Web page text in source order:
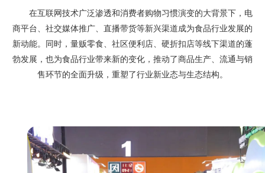
在互联网技术广泛渗透和消费者购物习惯演变的大背景下，电
商平台、社交媒体推广、直播带货等新兴渠道成为食品行业发展的
新动能。同时，量贩零食、社区便利店、硬折扣店等线下渠道的蓬
勃发展，也为食品行业带来新的变化，推动了商品生产、流通与销
售环节的全面升级，重塑了行业新业态与生态结构。